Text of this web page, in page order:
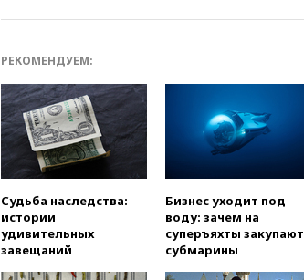
РЕКОМЕНДУЕМ:
Судьба наследства:
истории
удивительных
завещаний
Бизнес уходит под
воду: зачем на
суперъяхты закупают
субмарины